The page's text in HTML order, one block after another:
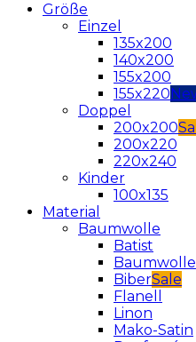
Größe
Einzel
135x200
140x200
155x200
155x220
Doppel
200x200
200x220
220x240
Kinder
100x135
Material
Baumwolle
Batist
Baumwolle
Biber
Flanell
Linon
Mako-Satin